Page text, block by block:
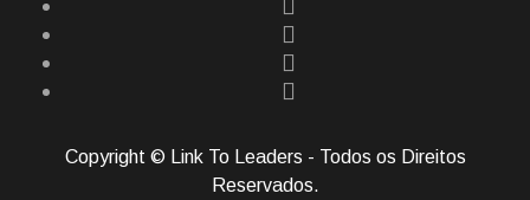
Copyright © Link To Leaders - Todos os Direitos
Reservados.